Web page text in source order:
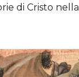
di Cristo nella